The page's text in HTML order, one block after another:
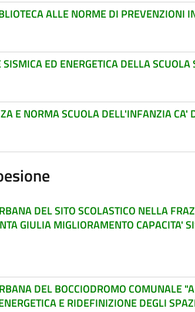
ALLE NORME DI PREVENZIONI
ED ENERGETICA DELLA
E NORMA SCUOLA DELL'INFANZIA CA'
DEL SITO SCOLASTICO NELLA
GIULIA MIGLIORAMENTO CAPACITA'
DEL BOCCIODROMO COMUNALE
E RIDEFINIZIONE DEGLI